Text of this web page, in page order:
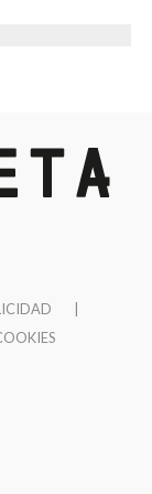
jubilados de
se
aitites y
la plaza